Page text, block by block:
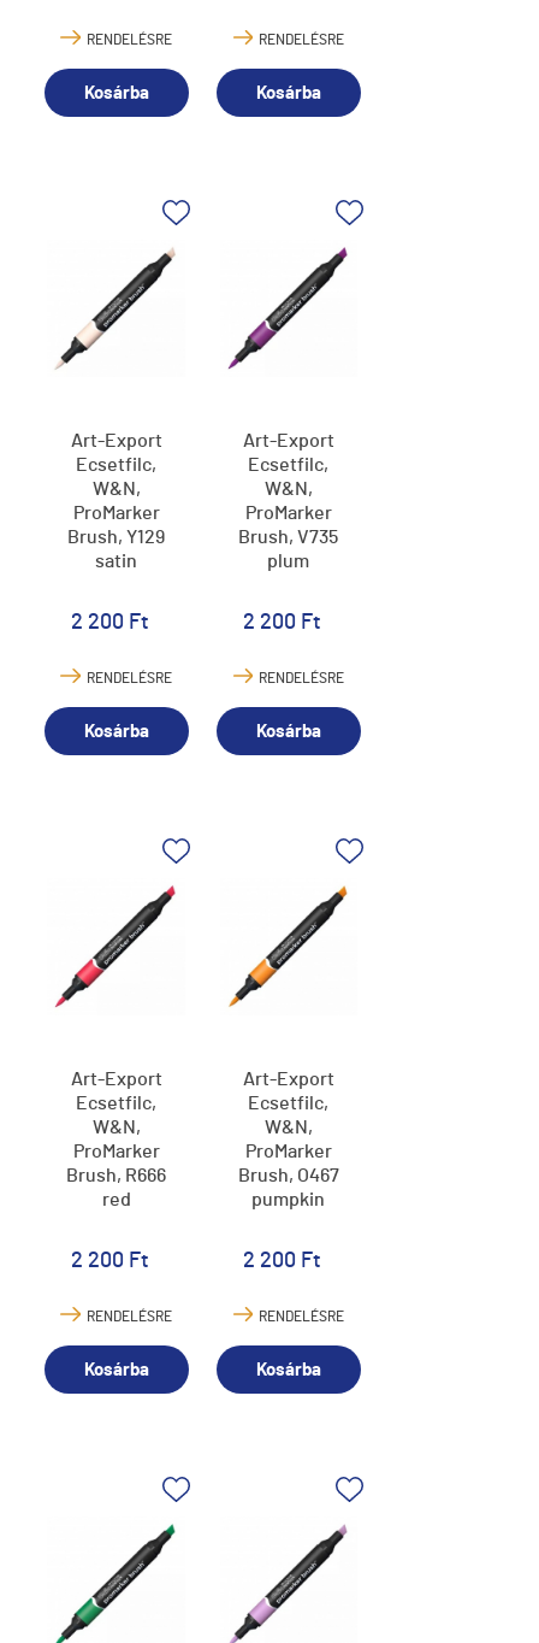
RENDELÉSRE
Kosárba
RENDELÉSRE
Kosárba
Art-Export
Ecsetfilc,
W&N,
ProMarker
Brush, Y129
satin
2 200 Ft
RENDELÉSRE
Kosárba
Art-Export
Ecsetfilc,
W&N,
ProMarker
Brush, V735
plum
2 200 Ft
RENDELÉSRE
Kosárba
Art-Export
Ecsetfilc,
W&N,
ProMarker
Brush, R666
red
2 200 Ft
RENDELÉSRE
Kosárba
Art-Export
Ecsetfilc,
W&N,
ProMarker
Brush, O467
pumpkin
2 200 Ft
RENDELÉSRE
Kosárba